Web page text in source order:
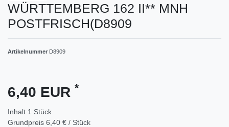
WÜRTTEMBERG 162 II** MNH
POSTFRISCH(D8909
Artikelnummer D8909
6,40 EUR *
Inhalt 1 Stück
Grundpreis 6,40 € / Stück